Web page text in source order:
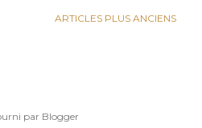
ARTICLES PLUS ANCIENS
par Blogger